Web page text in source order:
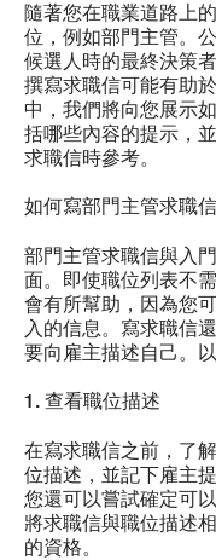
隨著您在職業道路上
位，例如部門主管。
候選人時的最終決策
撰寫求職信可能有助
中，我們將向您展示
括哪些內容的提示，
求職信時參考。
如何寫部門主管求職信
部門主管求職信與入
面。即使職位列表不
會有所幫助，因為您
入的信息。寫求職信
要向雇主描述自己。
1. 查看職位描述
在寫求職信之前，了
位描述，並記下雇主
您還可以嘗試確定可
將求職信與職位描述
的資格。